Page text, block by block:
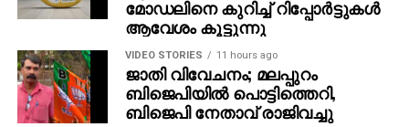
മോഡലിനെ കുറിച്ച് റിപ്പോര്‍ട്ടുകള്‍
ആവേശം കൂട്ടുന്നു
VIDEO STORIES 11 hours ago
ജാതി വിവേചനം; മലപ്പുറം
ബിജെപിയില്‍ പൊട്ടിത്തെറി,
ബിജെപി നേതാവ് രാജിവച്ചു